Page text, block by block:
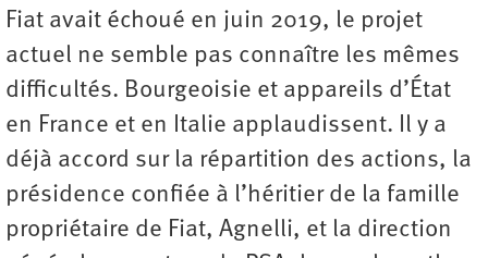
Fiat avait échoué en juin 2019, le projet
actuel ne semble pas connaître les mêmes
difficultés. Bourgeoisie et appareils d’État
en France et en Italie applaudissent. Il y a
déjà accord sur la répartition des actions, la
présidence confiée à l’héritier de la famille
propriétaire de Fiat, Agnelli, et la direction